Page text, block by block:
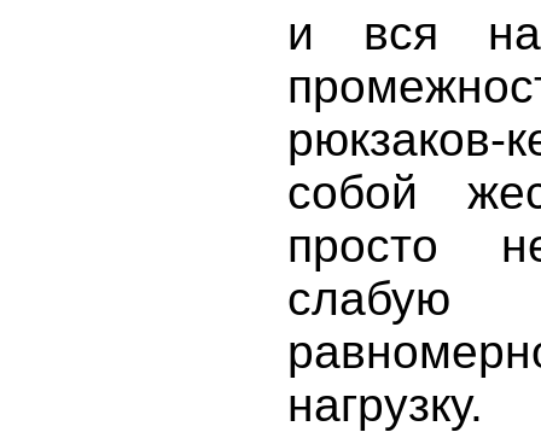
и вся
собой
просто
слабую
нагрузку.